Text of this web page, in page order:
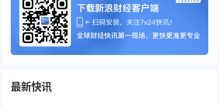
最新快讯